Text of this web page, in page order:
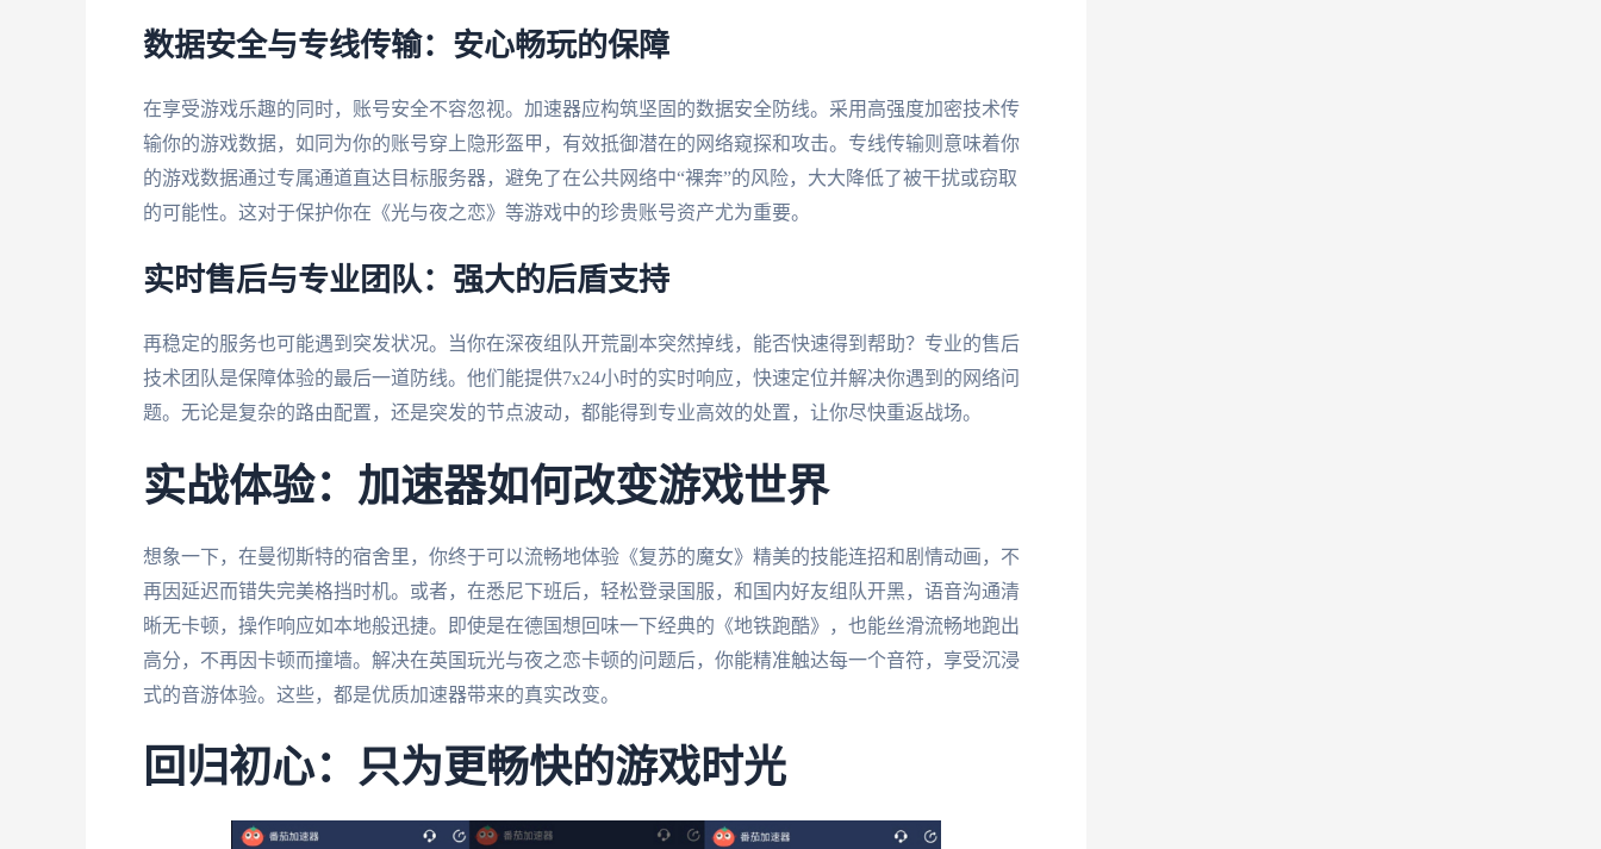
数据安全与专线传输：安心畅玩的保障
在享受游戏乐趣的同时，账号安全不容忽视。加速器应构筑坚固的数据安全防线。采用高强度加密技术传
输你的游戏数据，如同为你的账号穿上隐形盔甲，有效抵御潜在的网络窥探和攻击。专线传输则意味着你
的游戏数据通过专属通道直达目标服务器，避免了在公共网络中“裸奔”的风险，大大降低了被干扰或窃取
的可能性。这对于保护你在《光与夜之恋》等游戏中的珍贵账号资产尤为重要。
实时售后与专业团队：强大的后盾支持
再稳定的服务也可能遇到突发状况。当你在深夜组队开荒副本突然掉线，能否快速得到帮助？专业的售后
技术团队是保障体验的最后一道防线。他们能提供7x24小时的实时响应，快速定位并解决你遇到的网络问
题。无论是复杂的路由配置，还是突发的节点波动，都能得到专业高效的处置，让你尽快重返战场。
实战体验：加速器如何改变游戏世界
想象一下，在曼彻斯特的宿舍里，你终于可以流畅地体验《复苏的魔女》精美的技能连招和剧情动画，不
再因延迟而错失完美格挡时机。或者，在悉尼下班后，轻松登录国服，和国内好友组队开黑，语音沟通清
晰无卡顿，操作响应如本地般迅捷。即使是在德国想回味一下经典的《地铁跑酷》，也能丝滑流畅地跑出
高分，不再因卡顿而撞墙。解决在英国玩光与夜之恋卡顿的问题后，你能精准触达每一个音符，享受沉浸
式的音游体验。这些，都是优质加速器带来的真实改变。
回归初心：只为更畅快的游戏时光